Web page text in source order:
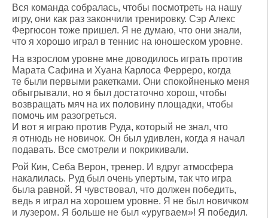
Вся команда собралась, чтобы посмотреть на нашу
игру, они как раз закончили тренировку. Сэр Алекс
Фергюсон тоже пришел. Я не думаю, что они знали,
что я хорошо играл в теннис на юношеском уровне.
На взрослом уровне мне доводилось играть против
Марата Сафина и Хуана Карлоса Ферреро, когда
те были первыми ракетками. Они спокойненько меня
обыгрывали, но я был достаточно хорош, чтобы
возвращать мяч на их половину площадки, чтобы
помочь им разогреться.
И вот я играю против Руда, который не знал, что
я отнюдь не новичок. Он был удивлен, когда я начал
подавать. Все смотрели и покрикивали.
Рой Кин, Себа Верон, тренер. И вдруг атмосфера
накалилась. Руд был очень упертым, так что игра
была равной. Я чувствовал, что должен победить,
ведь я играл на хорошем уровне. Я не был новичком
и лузером. Я больше не был «уругваем»! Я победил.